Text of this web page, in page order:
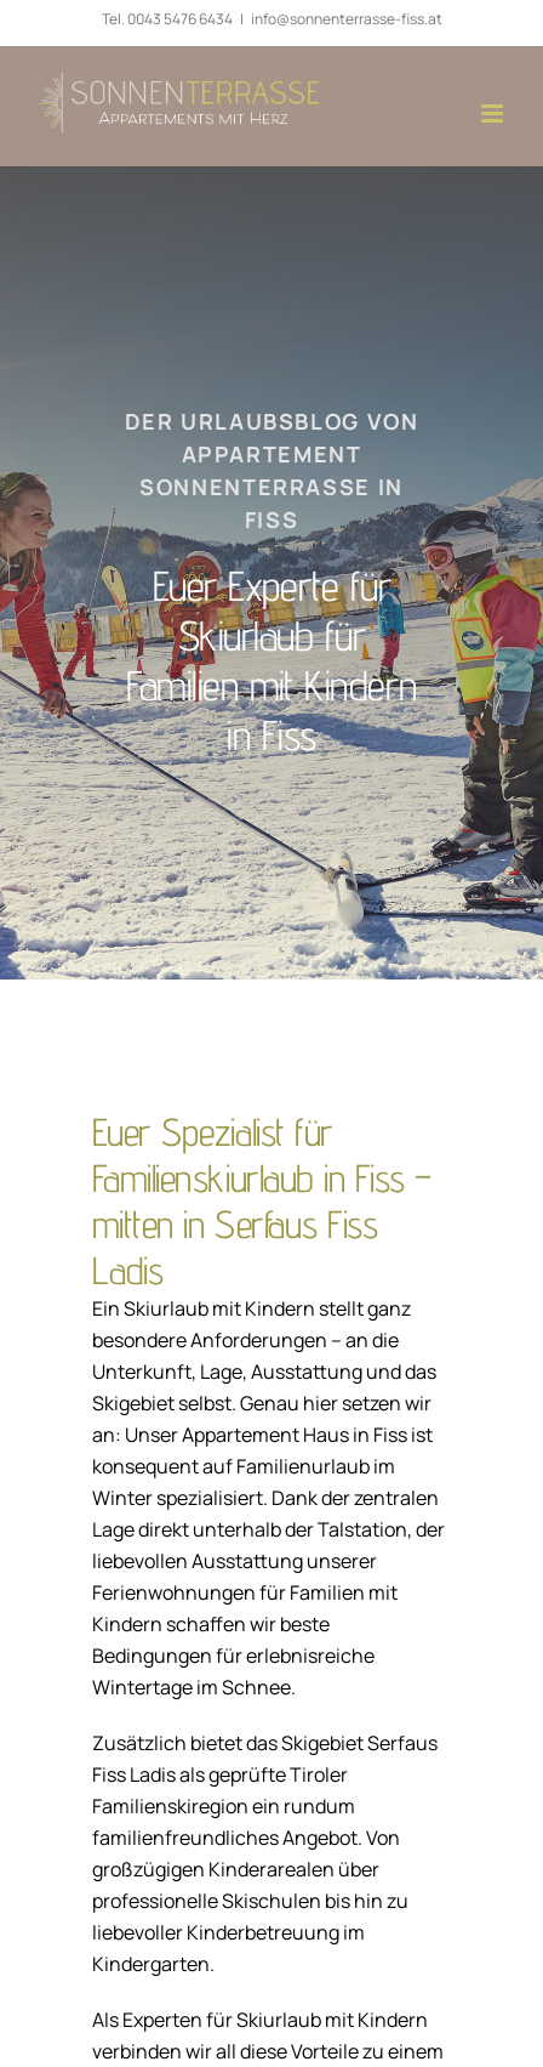
Inhalt
springen
Tel. 0043 5476 6434 | info@sonnenterrasse-fiss.at
DER URLAUBSBLOG VON
APPARTEMENT
SONNENTERRASSE IN
FISS
Euer Experte für
Skiurlaub für
Familien mit Kindern
in Fiss
Euer Spezialist für
Familienskiurlaub in Fiss –
mitten in Serfaus Fiss
Ladis
Ein Skiurlaub mit Kindern stellt ganz
besondere Anforderungen – an die
Unterkunft, Lage, Ausstattung und das
Skigebiet selbst. Genau hier setzen wir
an: Unser Appartement Haus in Fiss ist
konsequent auf Familienurlaub im
Winter spezialisiert. Dank der zentralen
Lage direkt unterhalb der Talstation, der
liebevollen Ausstattung unserer
Ferienwohnungen für Familien mit
Kindern schaffen wir beste
Bedingungen für erlebnisreiche
Wintertage im Schnee.
Zusätzlich bietet das Skigebiet Serfaus
Fiss Ladis als geprüfte Tiroler
Familienskiregion ein rundum
familienfreundliches Angebot. Von
großzügigen Kinderarealen über
professionelle Skischulen bis hin zu
liebevoller Kinderbetreuung im
Kindergarten.
Als Experten für Skiurlaub mit Kindern
verbinden wir all diese Vorteile zu einem